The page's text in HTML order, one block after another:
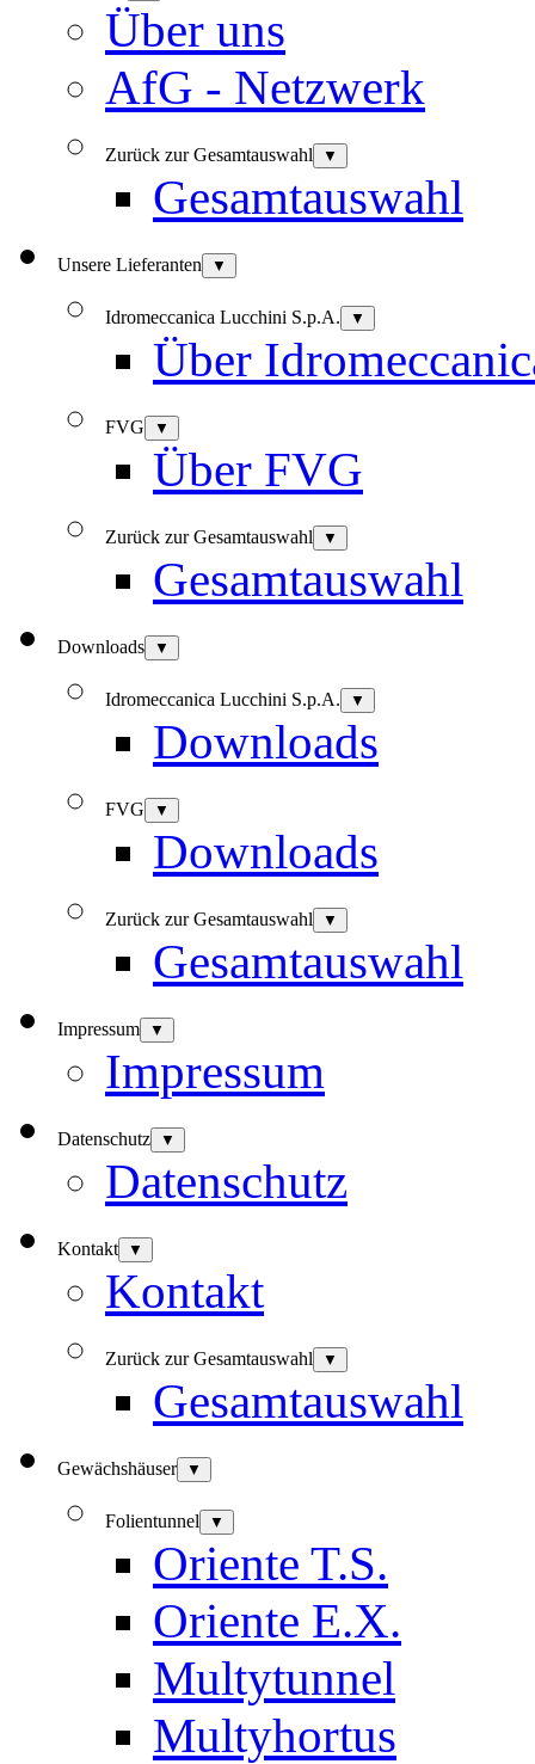
Über uns
AfG - Netzwerk
Zurück zur Gesamtauswahl ▼
Gesamtauswahl
Unsere Lieferanten ▼
Idromeccanica Lucchini S.p.A. ▼
Über
FVG ▼
Über FVG
Zurück zur Gesamtauswahl ▼
Gesamtauswahl
Downloads ▼
Idromeccanica Lucchini S.p.A. ▼
Downloads
FVG ▼
Downloads
Zurück zur Gesamtauswahl ▼
Gesamtauswahl
Impressum ▼
Impressum
Datenschutz ▼
Datenschutz
Kontakt ▼
Kontakt
Zurück zur Gesamtauswahl ▼
Gesamtauswahl
Gewächshäuser ▼
Folientunnel ▼
Oriente T.S.
Oriente E.X.
Multytunnel
Multyhortus